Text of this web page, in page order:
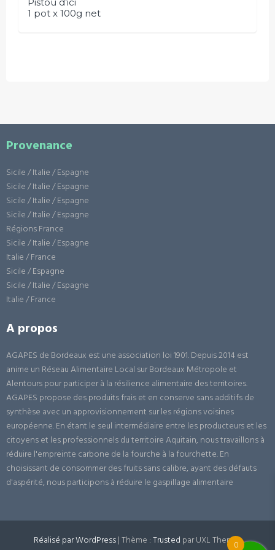
1 pot x 100g net
Provenance
Sicile / Italie / Espagne
Sicile / Italie / Espagne
Sicile / Italie / Espagne
Sicile / Italie / Espagne
Régions France
Sicile / Italie / Espagne
Italie / France
Sicile / Espagne
Sicile / Italie / Espagne
Italie / France
A propos
AGAPES de Bordeaux est une association loi 1901. Depuis 2014 est
anime un Réseau Alimentaire Local sur Bordeaux Métropole et
Alentours pour participer à la résilience alimentaire des territoires.
AGAPES propose des produits frais et en conserve sans additifs de
synthèse avec un approvisionnement sur les régions voisines
européenne. En étant le seul intermédiaire entre les producteurs et les
citoyens et les professionnels du territoire Aquitain, nous travaillons à
réduire l'empreinte carbone de la fourche à la fourchette. En
choisissant de consommer des fruits sans calibre, ayant des défauts
d'aspérité, nous participons à réduire le gaspillage alimentaire
Réalisé par WordPress|Thème :Trusted par UXL Themes
0